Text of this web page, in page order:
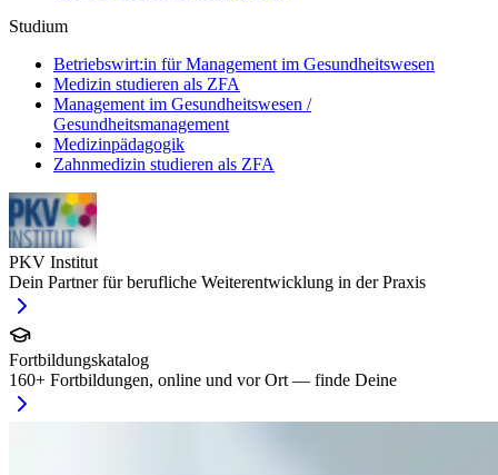
Studium
Betriebswirt:in für Management im Gesundheitswesen
Medizin studieren als ZFA
Management im Gesundheitswesen /
Gesundheitsmanagement
Medizinpädagogik
Zahnmedizin studieren als ZFA
PKV Institut
Dein Partner für berufliche Weiterentwicklung in der Praxis
Fortbildungskatalog
160+ Fortbildungen, online und vor Ort — finde Deine